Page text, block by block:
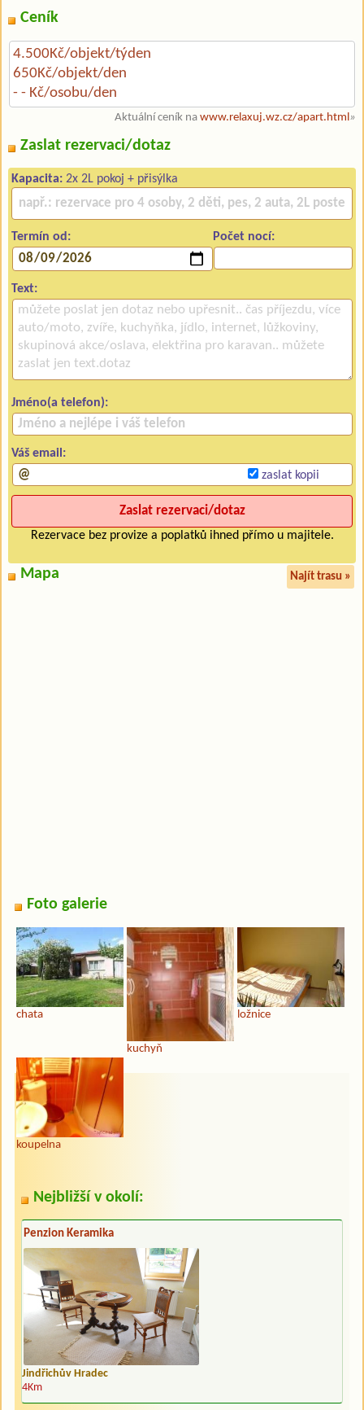
Ceník
4.500Kč/objekt/týden
650Kč/objekt/den
- - Kč/osobu/den
Aktuální ceník na www.relaxuj.wz.cz/apart.html »
Zaslat rezervaci/dotaz
Kapacita: 2x 2L pokoj + přisýlka
Termín od: Počet nocí:
Text:
Jméno(a telefon):
Váš email:
zaslat kopii
Rezervace bez provize a poplatků ihned přímo u majitele.
Mapa Najít trasu »
Foto galerie
chata
kuchyň
ložnice
koupelna
Nejbližší v okolí:
Penzion Keramika
Jindřichův Hradec
4Km